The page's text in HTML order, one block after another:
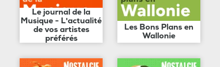
Le journal de la
Musique - L'actualité
de vos artistes
préférés
Les Bons Plans en
Wallonie